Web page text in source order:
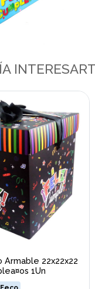
Armable 22x22x22
1Un